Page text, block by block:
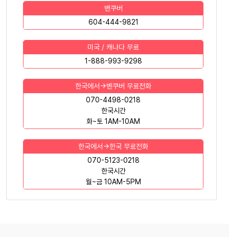
밴쿠버
604-444-9821
미국 / 캐나다 무료
1-888-993-9298
한국에서->벤쿠버 무료전화
070-4498-0218
한국시간
화~토 1AM-10AM
한국에서->한국 무료전화
070-5123-0218
한국시간
월~금 10AM-5PM